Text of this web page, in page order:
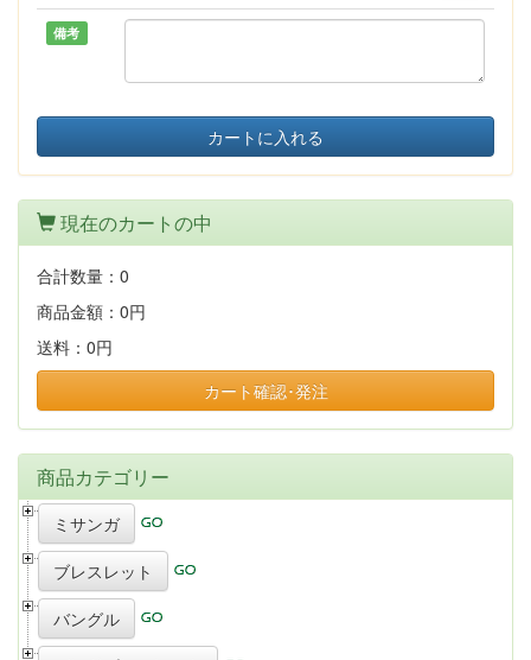
備考
カートに入れる
現在のカートの中
合計数量： 0
商品金額： 0円
送料： 0円
カート確認･発注
商品カテゴリー
ミサンガ
ブレスレット
バングル